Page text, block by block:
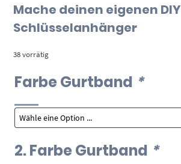
Mache deinen eigenen DIY
Schlüsselanhänger
38 vorrätig
Farbe Gurtband *
2. Farbe Gurtband *